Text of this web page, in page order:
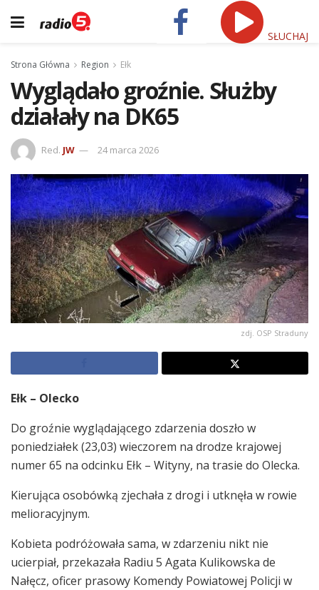
SŁUCHAJ
Strona Główna Region Ełk
Wyglądało groźnie. Służby
działały na DK65
Red. JW 24 marca 2026
zdj. OSP Straduny
Ełk – Olecko
Do groźnie wyglądającego zdarzenia doszło w
poniedziałek (23,03) wieczorem na drodze krajowej
numer 65 na odcinku Ełk – Wityny, na trasie do Olecka.
Kierująca osobówką zjechała z drogi i utknęła w rowie
melioracyjnym.
Kobieta podróżowała sama, w zdarzeniu nikt nie
ucierpiał, przekazała Radiu 5 Agata Kulikowska de
Nałęcz, oficer prasowy Komendy Powiatowej Policji w